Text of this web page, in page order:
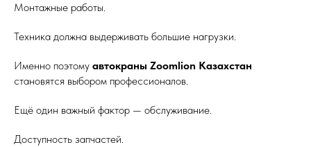
Монтажные работы.
Техника должна выдерживать большие нагрузки.
Именно поэтому автокраны Zoomlion Казахстан
становятся выбором профессионалов.
Ещё один важный фактор — обслуживание.
Доступность запчастей.